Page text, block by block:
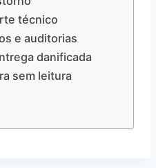
técnico
e auditorias
danificada
sem leitura